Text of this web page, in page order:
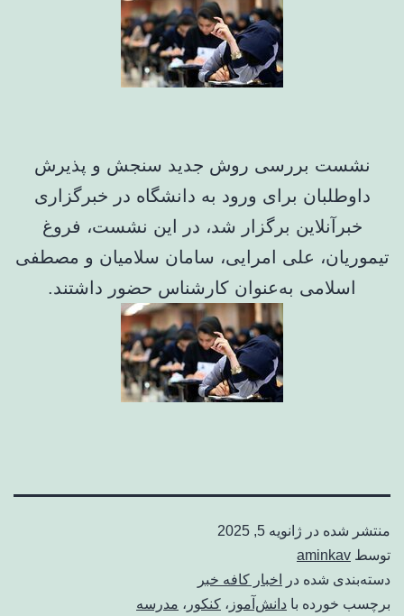
نشست بررسی روش جدید سنجش و پذیرش
داوطلبان برای ورود به دانشگاه در خبرگزاری
خبرآنلاین برگزار شد، در این نشست، فروغ
تیموریان، علی امرایی، سامان سلامیان و مصطفی
اسلامی به‌عنوان کارشناس حضور داشتند.
منتشر شده در ژانویه 5, 2025
توسط aminkav
دسته‌بندی شده در
اخبار کافه خبر
برچسب خورده با دانش‌آموز ، کنکور ، مدرسه